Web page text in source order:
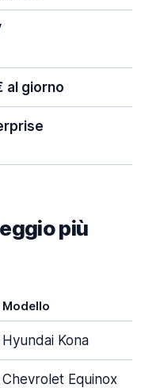
al giorno
più
Modello
Hyundai Kona
Chevrolet Equinox